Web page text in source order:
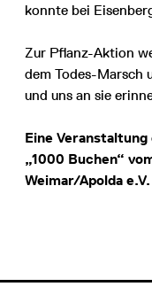
konnte bei
Zur Pflanz-Aktion
dem Todes-Marsch
und uns an sie
Eine
„1000 Buchen“
Weimar/Apolda e.V.